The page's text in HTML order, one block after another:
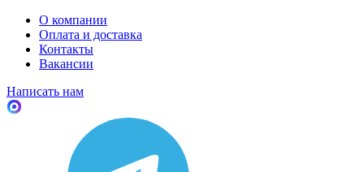
О компании
Оплата и доставка
Контакты
Вакансии
Написать нам